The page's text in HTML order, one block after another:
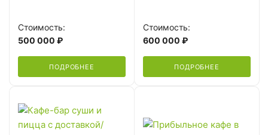
Стоимость:
500 000 ₽
ПОДРОБНЕЕ
Стоимость:
600 000 ₽
ПОДРОБНЕЕ